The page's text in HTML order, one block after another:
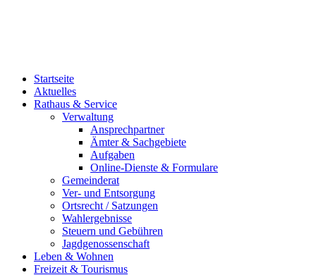
Startseite
Aktuelles
Rathaus & Service
Verwaltung
Ansprechpartner
Ämter & Sachgebiete
Aufgaben
Online-Dienste & Formulare
Gemeinderat
Ver- und Entsorgung
Ortsrecht / Satzungen
Wahlergebnisse
Steuern und Gebühren
Jagdgenossenschaft
Leben & Wohnen
Freizeit & Tourismus